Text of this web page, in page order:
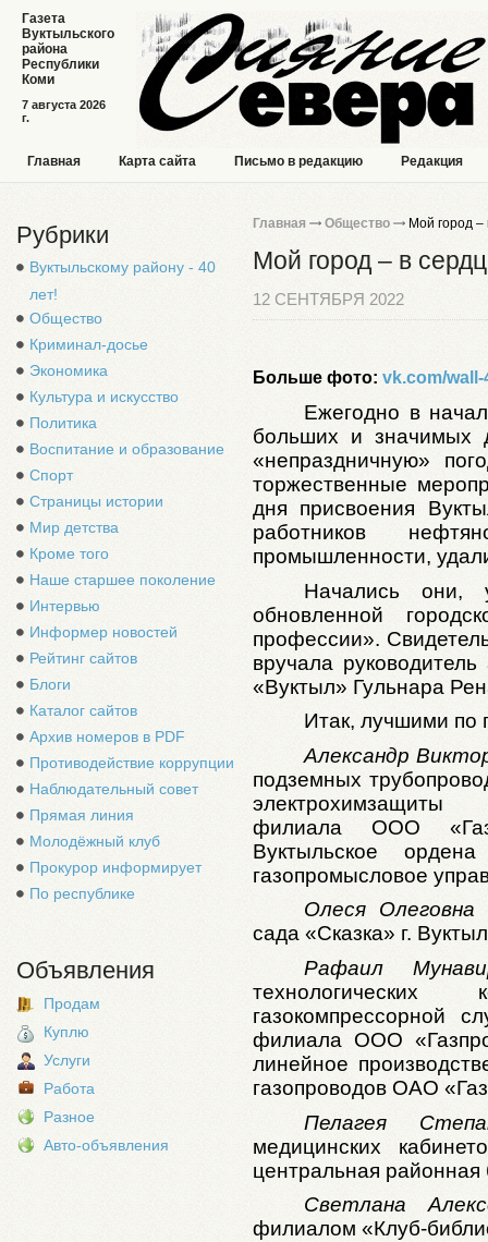
7 августа 2026
г.
Газета
Вуктыльского
района
Республики
Коми
Главная Карта сайта Письмо в редакцию Редакция
Рубрики
Вуктыльскому району - 40
лет!
Общество
Криминал-досье
Экономика
Культура и искусство
Политика
Воспитание и образование
Спорт
Страницы истории
Мир детства
Кроме того
Наше старшее поколение
Интервью
Информер новостей
Рейтинг сайтов
Блоги
Каталог сайтов
Архив номеров в PDF
Противодействие коррупции
Наблюдательный совет
Прямая линия
Молодёжный клуб
Прокурор информирует
По республике
Объявления
Продам
Куплю
Услуги
Работа
Разное
Авто-объявления
Главная Общество Мой город
Мой город – в
12 СЕНТЯБРЯ 2022
Больше фото: vk.com/wall-
Ежегодно в
больших и значимых
«непраздничную»
торжественные
дня присвоения
работников
промышленности,
Начались они,
обновленной
профессии».
вручала руководитель
«Вуктыл» Гульнара
Итак, лучшими по
Александр
подземных
электрохимзащиты
филиала ООО
Вуктыльское
газопромысловое
Олеся Олеговна
сада «Сказка» г.
Рафаил
газокомпрессорной
филиала ООО
линейное
газопроводов ОАО
Пелагея
медицинских
центральная районная
Светлана
филиалом «Клуб-